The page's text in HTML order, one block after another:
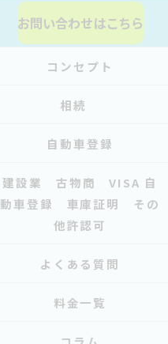
お問い合わせはこちら
コンセプト
相続
自動車登録
建設業 古物商 VISA 自
動車登録 車庫証明 その
他許認可
よくある質問
料金一覧